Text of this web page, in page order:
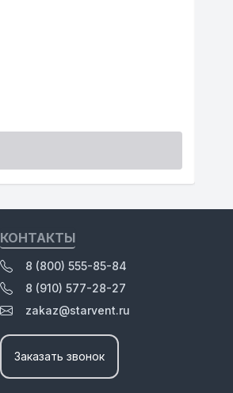
КОНТАКТЫ
8 (800) 555-85-84
8 (910) 577-28-27
zakaz@starvent.ru
Заказать звонок